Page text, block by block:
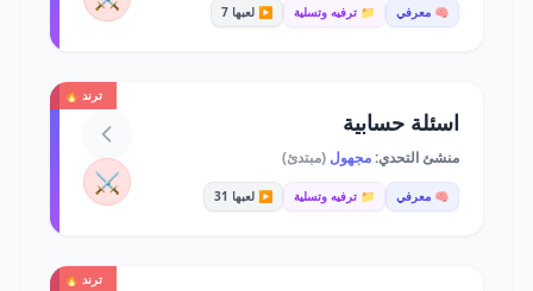
🧠 معرفي 📁 ترفيه وتسلية ▶️ لعبها 7
ترند 🔥
اسئلة حسابية
منشئ التحدي:مجهول (مبتدئ)
🧠 معرفي 📁 ترفيه وتسلية ▶️ لعبها 31 ⚔️
ترند 🔥